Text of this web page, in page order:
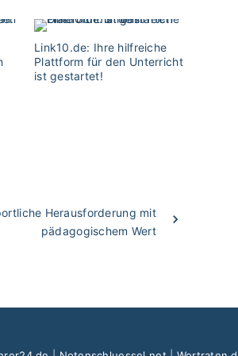
Link10.de: Ihre hilfreiche
Plattform für den Unterricht
ist gestartet!
Herausforderung mit
pädagogischem Wert